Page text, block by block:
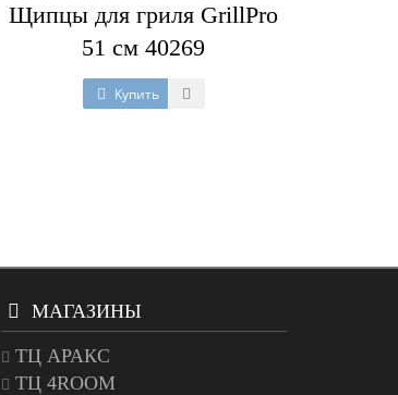
Щипцы для гриля GrillPro
51 см 40269
Купить
МАГАЗИНЫ
ТЦ АРАКС
ТЦ 4ROOM